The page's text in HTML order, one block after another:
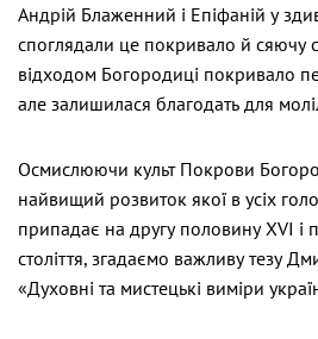
Андрій Блаженний і Епіфаній у
споглядали це покривало й сяючу
відходом Богородиці покривало
але залишилася благодать для
Осмислюючи культ Покрови
найвищий розвиток якої в усіх
припадає на другу половину ХVI і
століття, згадаємо важливу тезу
«Духовні та мистецькі виміри